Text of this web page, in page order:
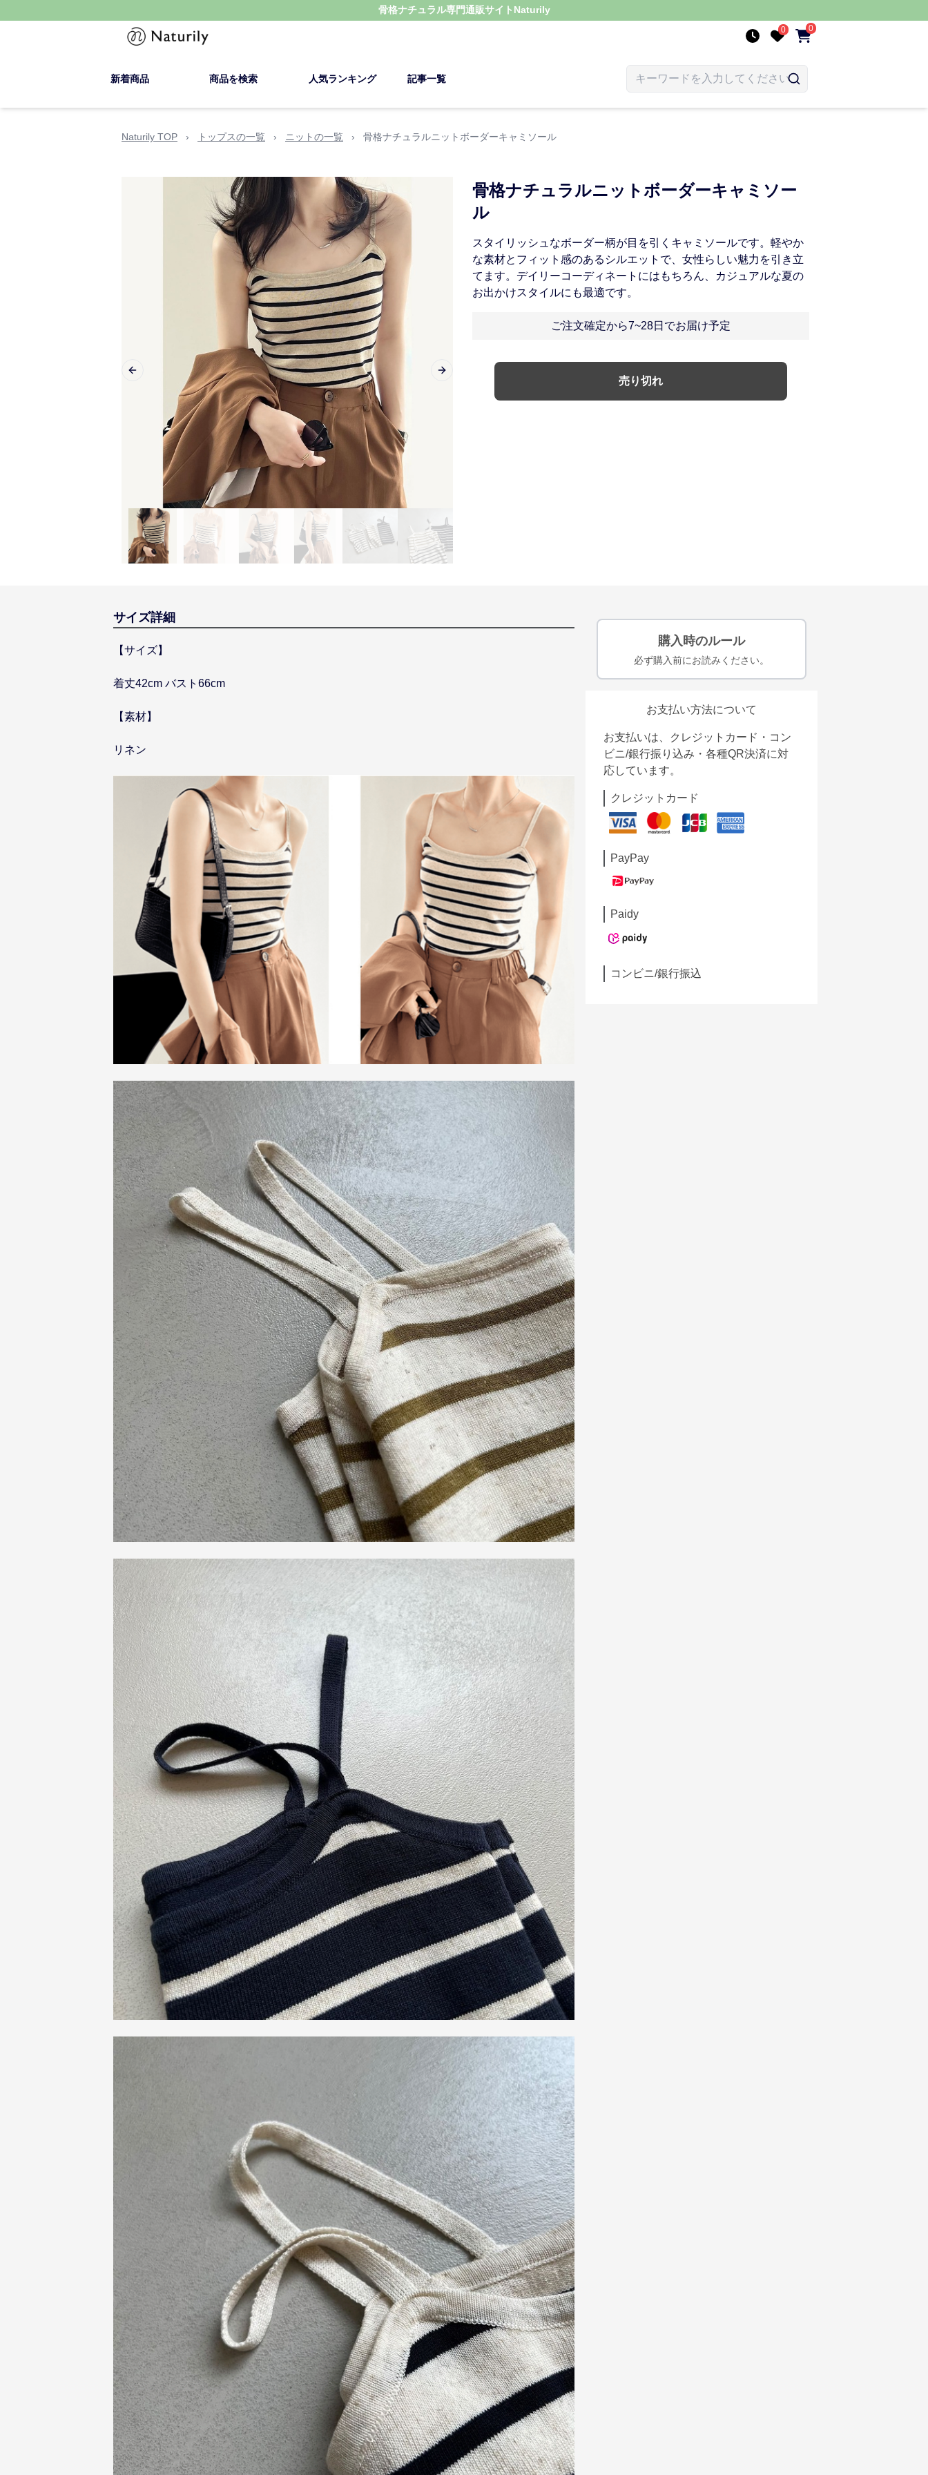
骨格ナチュラル専門通販サイト Naturily
0 0
新着商品 商品を検索 人気ランキング 記事一覧
Naturily TOP › トップスの一覧 › ニットの一覧 › 骨格ナチュラルニットボーダーキャミソール
Previous slide Next slide
骨格ナチュラルニットボーダーキャミソー
ル
スタイリッシュなボーダー柄が目を引くキャミソールです。軽やか
な素材とフィット感のあるシルエットで、女性らしい魅力を引き立
てます。デイリーコーディネートにはもちろん、カジュアルな夏の
お出かけスタイルにも最適です。
ご注文確定から7~28日でお届け予定
売り切れ
サイズ詳細
【サイズ】
着丈42cm バスト66cm
【素材】
リネン
購入時のルール
必ず購入前にお読みください。
お支払い方法について
お支払いは、クレジットカード・コン
ビニ/銀行振り込み・各種QR決済に対
応しています。
クレジットカード
PayPay
Paidy
コンビニ/銀行振込